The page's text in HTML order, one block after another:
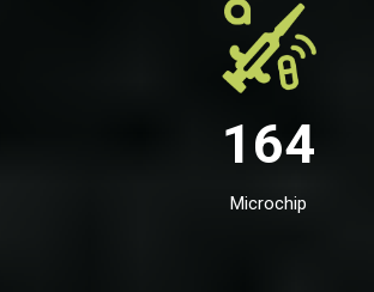
164
Microchip